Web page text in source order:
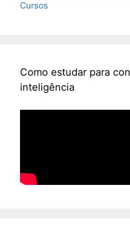
Cursos
Como estudar para
inteligência